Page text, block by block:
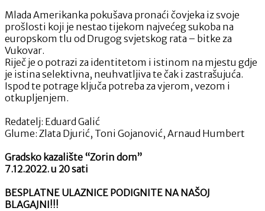
Mlada Amerikanka pokušava pronaći čovjeka iz svoje
prošlosti koji je nestao tijekom najvećeg sukoba na
europskom tlu od Drugog svjetskog rata – bitke za
Vukovar.
Riječ je o potrazi za identitetom i istinom na mjestu gdje
je istina selektivna, neuhvatljiva te čak i zastrašujuća.
Ispod te potrage ključa potreba za vjerom, vezom i
otkupljenjem.
Redatelj: Eduard Galić
Glume: Zlata Djurić, Toni Gojanović, Arnaud Humbert
Gradsko kazalište “Zorin dom”
7.12.2022. u 20 sati
BESPLATNE ULAZNICE PODIGNITE NA NAŠOJ
BLAGAJNI!!!